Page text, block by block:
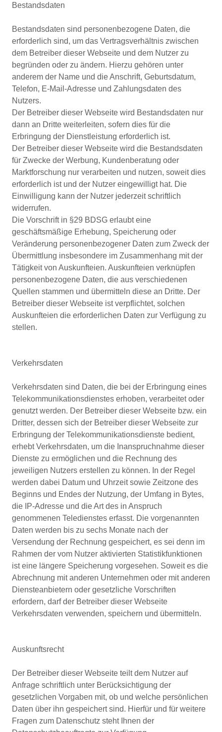
Bestandsdaten
Bestandsdaten sind personenbezogene Daten, die
erforderlich sind, um das Vertragsverhältnis zwischen
dem Betreiber dieser Webseite und dem Nutzer zu
begründen oder zu ändern. Hierzu gehören unter
anderem der Name und die Anschrift, Geburtsdatum,
Telefon, E-Mail-Adresse und Zahlungsdaten des
Nutzers.
Der Betreiber dieser Webseite wird Bestandsdaten nur
dann an Dritte weiterleiten, sofern dies für die
Erbringung der Dienstleistung erforderlich ist.
Der Betreiber dieser Webseite wird die Bestandsdaten
für Zwecke der Werbung, Kundenberatung oder
Marktforschung nur verarbeiten und nutzen, soweit dies
erforderlich ist und der Nutzer eingewilligt hat. Die
Einwilligung kann der Nutzer jederzeit schriftlich
widerrufen.
Die Vorschrift in §29 BDSG erlaubt eine
geschäftsmäßige Erhebung, Speicherung oder
Veränderung personenbezogener Daten zum Zweck der
Übermittlung insbesondere im Zusammenhang mit der
Tätigkeit von Auskunfteien. Auskunfteien verknüpfen
personenbezogene Daten, die aus verschiedenen
Quellen stammen und übermitteln diese an Dritte. Der
Betreiber dieser Webseite ist verpflichtet, solchen
Auskunfteien die erforderlichen Daten zur Verfügung zu
stellen.
Verkehrsdaten
Verkehrsdaten sind Daten, die bei der Erbringung eines
Telekommunikationsdienstes erhoben, verarbeitet oder
genutzt werden. Der Betreiber dieser Webseite bzw. ein
Dritter, dessen sich der Betreiber dieser Webseite zur
Erbringung der Telekommunikationsdienste bedient,
erhebt Verkehrsdaten, um die Inanspruchnahme dieser
Dienste zu ermöglichen und die Rechnung des
jeweiligen Nutzers erstellen zu können. In der Regel
werden dabei Datum und Uhrzeit sowie Zeitzone des
Beginns und Endes der Nutzung, der Umfang in Bytes,
die IP-Adresse und die Art des in Anspruch
genommenen Teledienstes erfasst. Die vorgenannten
Daten werden bis zu sechs Monate nach der
Versendung der Rechnung gespeichert, es sei denn im
Rahmen der vom Nutzer aktivierten Statistikfunktionen
ist eine längere Speicherung vorgesehen. Soweit es die
Abrechnung mit anderen Unternehmen oder mit anderen
Diensteanbietern oder gesetzliche Vorschriften
erfordern, darf der Betreiber dieser Webseite
Verkehrsdaten verwenden, speichern und übermitteln.
Auskunftsrecht
Der Betreiber dieser Webseite teilt dem Nutzer auf
Anfrage schriftlich unter Berücksichtigung der
gesetzlichen Vorgaben mit, ob und welche persönlichen
Daten über ihn gespeichert sind. Hierfür und für weitere
Fragen zum Datenschutz steht Ihnen der